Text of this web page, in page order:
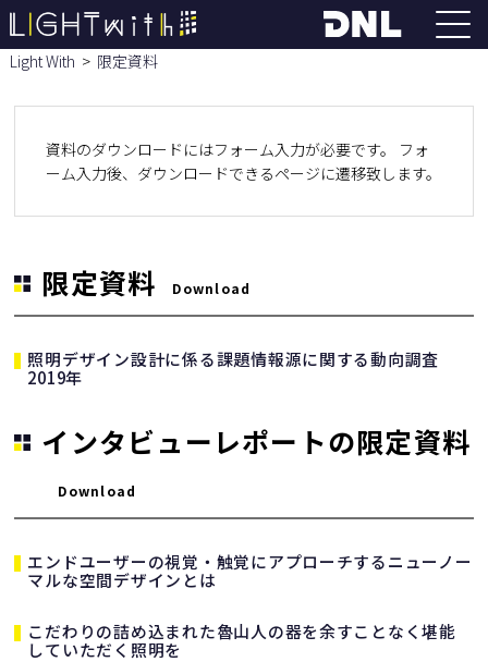
Light With 限定資料
資料のダウンロードにはフォーム入力が必要です。 フォ
ーム入力後、ダウンロードできるページに遷移致します。
限定資料 Download
照明デザイン設計に係る課題情報源に関する動向調査
2019年
インタビューレポートの限定資料
Download
エンドユーザーの視覚・触覚にアプローチするニューノー
マルな空間デザインとは
こだわりの詰め込まれた魯山人の器を余すことなく堪能
していただく照明を